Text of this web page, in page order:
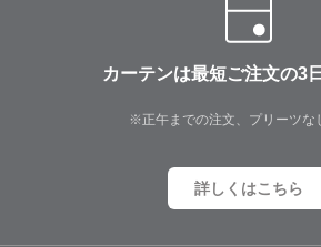
カーテンは最短ご注文の3
※正午までの注文、プリーツな
詳しくはこちら